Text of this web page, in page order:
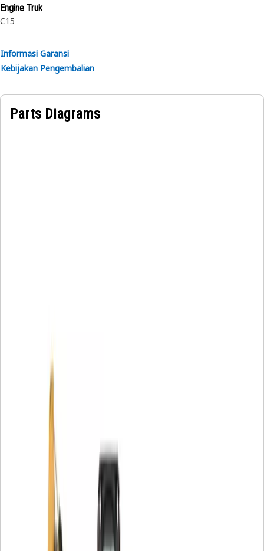
Engine Truk
C15
Informasi Garansi
Kebijakan Pengembalian
Parts Diagrams